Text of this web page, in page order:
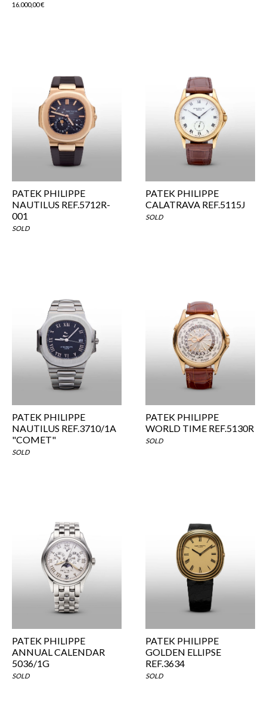
16.000,00€
PATEK PHILIPPE
NAUTILUS REF.5712R-
001
SOLD
PATEK PHILIPPE
CALATRAVA REF.5115J
SOLD
PATEK PHILIPPE
NAUTILUS REF.3710/1A
"COMET"
SOLD
PATEK PHILIPPE
WORLD TIME REF.5130R
SOLD
PATEK PHILIPPE
ANNUAL CALENDAR
5036/1G
SOLD
PATEK PHILIPPE
GOLDEN ELLIPSE
REF.3634
SOLD